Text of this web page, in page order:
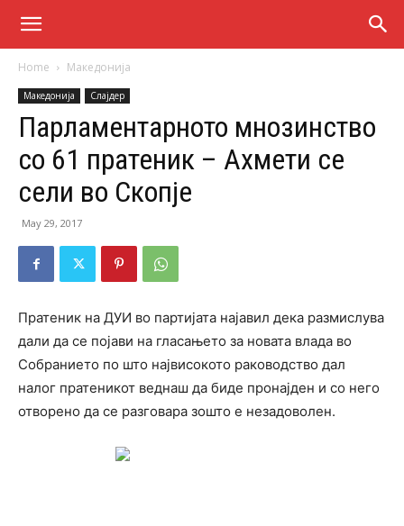
Home Македонија
Македонија Слајдер
Парламентарното мнозинство
со 61 пратеник – Ахмети се
сели во Скопје
May 29, 2017
Пратеник на ДУИ во партијата најавил дека размислува
дали да се појави на гласањето за новата влада во
Собранието по што највисокото раководство дал
налог пратеникот веднаш да биде пронајден и со него
отворено да се разговара зошто е незадоволен.